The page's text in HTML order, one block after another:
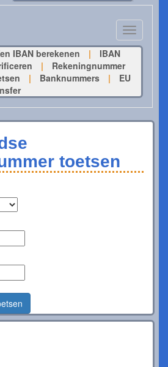
Toggle
navigation
IBAN berekenen
|
IBAN
|
Rekeningnummer
| Banknummers |
EU
toetsen